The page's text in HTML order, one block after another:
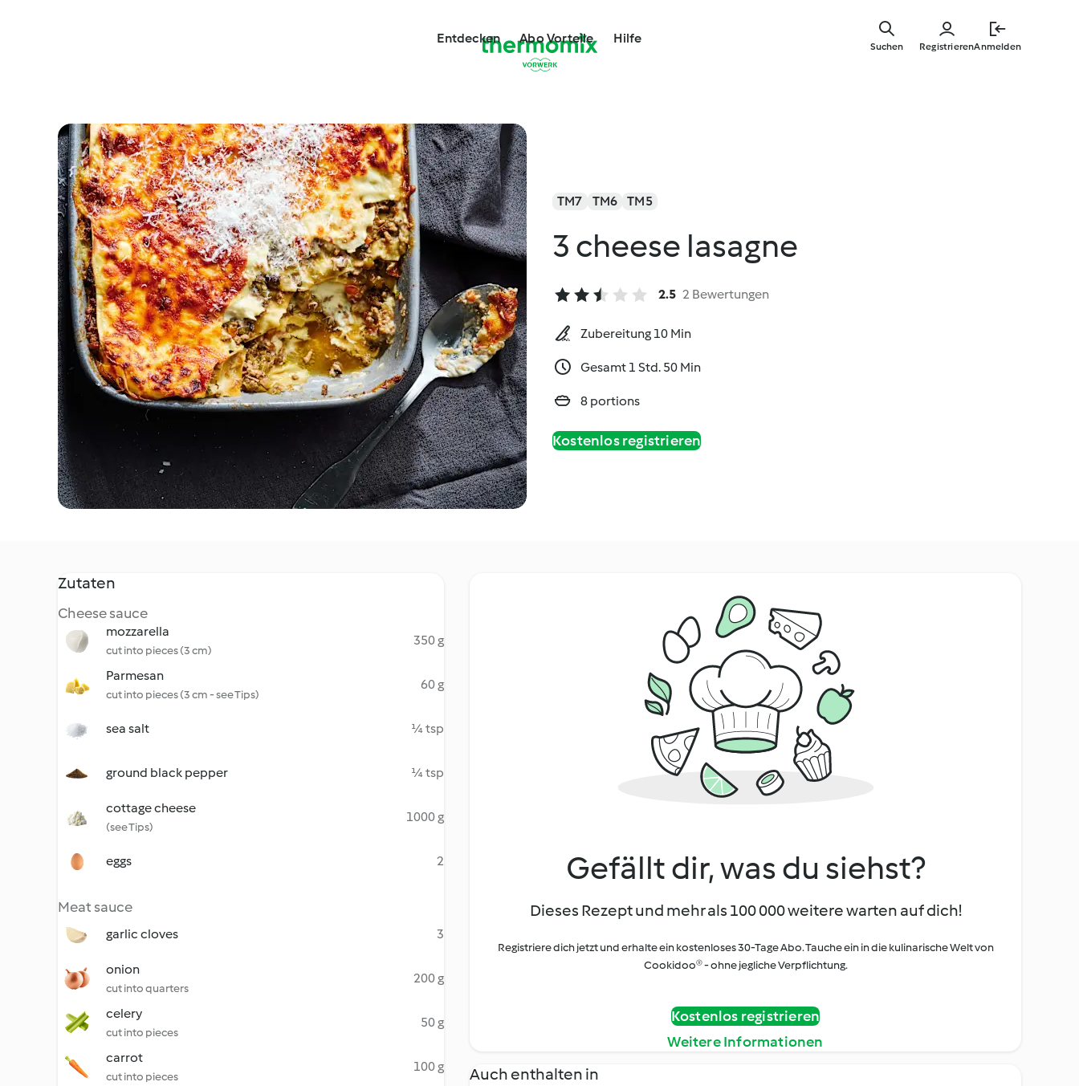
Entdecken Abo Vorteile Hilfe
RegistrierenAnmelden
Suchen
TM7 TM6 TM5
3 cheese lasagne
2.5 2 Bewertungen
Zubereitung 10 Min
Gesamt 1 Std. 50 Min
8 portions
Kostenlos registrieren
Zutaten
Cheese sauce
mozzarella
cut into pieces (3 cm)
350 g
Parmesan
cut into pieces (3 cm - see Tips)
60 g
sea salt ¼ tsp
ground black pepper ¼ tsp
cottage cheese
(see Tips)
1000 g
eggs 2
Meat sauce
garlic cloves 3
onion
cut into quarters
200 g
celery
cut into pieces
50 g
carrot
cut into pieces
100 g
Gefällt dir, was du siehst?
Dieses Rezept und mehr als 100 000 weitere warten auf dich!
Registriere dich jetzt und erhalte ein kostenloses 30-Tage Abo. Tauche ein in die kulinarische Welt von
Cookidoo® - ohne jegliche Verpflichtung.
Kostenlos registrieren
Weitere Informationen
Auch enthalten in